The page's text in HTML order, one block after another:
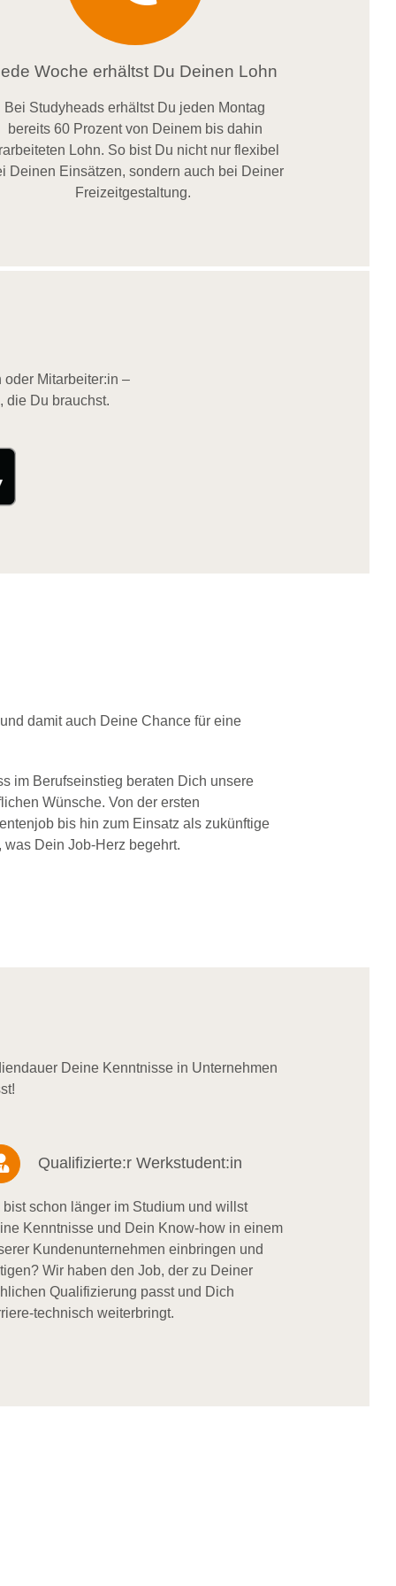
Woche erhältst Du Deinen Lohn
Bei Studyheads erhältst Du jeden Montag
bereits 60 Prozent von Deinem bis dahin
Lohn. So bist Du nicht nur flexibel
Deinen Einsätzen, sondern auch bei Deiner
Freizeitgestaltung.
Mitarbeiter:in –
die Du brauchst.
damit auch Deine Chance für eine
im Berufseinstieg beraten Dich unsere
Wünsche. Von der ersten
bis hin zum Einsatz als zukünftige
Dein Job-Herz begehrt.
Deine Kenntnisse in Unternehmen
Qualifizierte:r Werkstudent:in
bist schon länger im Studium und willst
Kenntnisse und Dein Know-how in einem
Kundenunternehmen einbringen und
Wir haben den Job, der zu Deiner
Qualifizierung passt und Dich
technisch weiterbringt.